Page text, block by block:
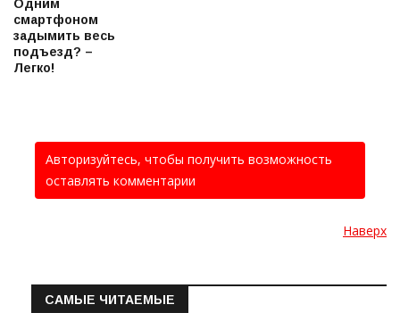
Одним
смартфоном
задымить весь
подъезд? –
Легко!
Авторизуйтесь, чтобы получить возможность
оставлять комментарии
Наверх
САМЫЕ ЧИТАЕМЫЕ